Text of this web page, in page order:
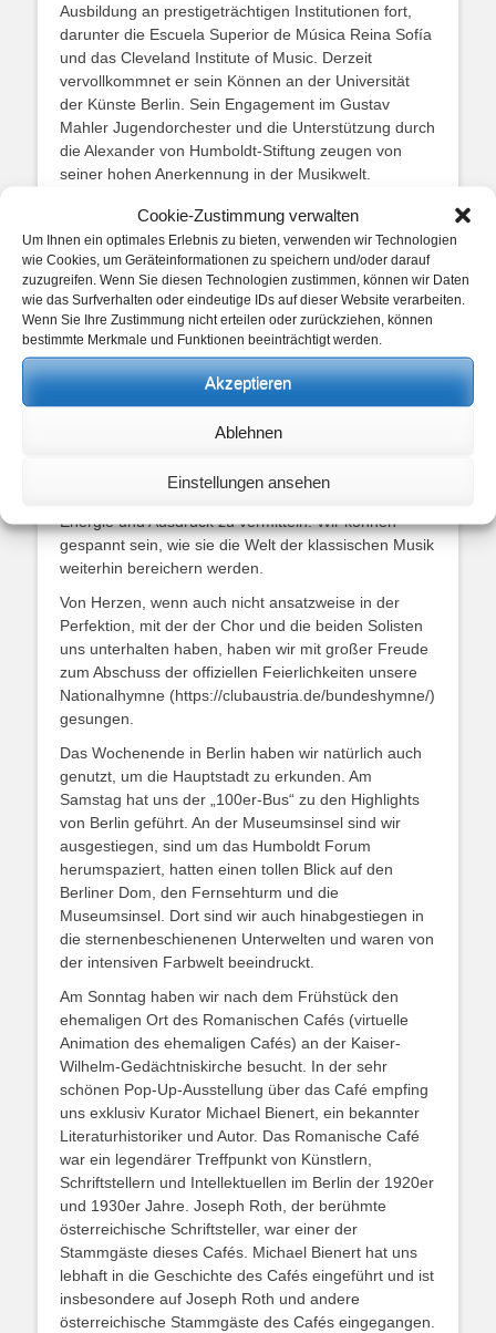
Cookie-Zustimmung verwalten
Um Ihnen ein optimales Erlebnis zu bieten, verwenden wir Technologien
wie Cookies, um Geräteinformationen zu speichern und/oder darauf
zuzugreifen. Wenn Sie diesen Technologien zustimmen, können wir Daten
wie das Surfverhalten oder eindeutige IDs auf dieser Website verarbeiten.
Wenn Sie Ihre Zustimmung nicht erteilen oder zurückziehen, können
bestimmte Merkmale und Funktionen beeinträchtigt werden.
Akzeptieren
Ablehnen
Einstellungen ansehen
Ausbildung an prestigeträchtigen Institutionen fort,
darunter die Escuela Superior de Música Reina Sofía
und das Cleveland Institute of Music. Derzeit
vervollkommnet er sein Können an der Universität
der Künste Berlin. Sein Engagement im Gustav
Mahler Jugendorchester und die Unterstützung durch
die Alexander von Humboldt-Stiftung zeugen von
seiner hohen Anerkennung in der Musikwelt.
Syon Najman, geboren 2002 in Antwerpen, fand
schon früh seine Leidenschaft für das Cello. Nach
Studien bei renommierten Lehrern wie Prof. Romain
Garioud in Paris ist er aktuell bei Prof. Jens Peter
Maintz an der UdK Berlin eingeschrieben. Syon hat
sich bereits als Gewinner verschiedener wichtiger
Wettbewerbe etabliert und gab im Mai 2024 sein
beeindruckendes Solodebüt in der Berliner
Beide Künstler teilen nicht nur eine beeindruckende
ihre Zuhörer emotional zu berühren. Ihre Auftritte
Energie und Ausdruck zu vermitteln. Wir können
gespannt sein, wie sie die Welt der klassischen Musik
weiterhin bereichern werden.
Von Herzen, wenn auch nicht ansatzweise in der
Perfektion, mit der der Chor und die beiden Solisten
uns unterhalten haben, haben wir mit großer Freude
zum Abschuss der offiziellen Feierlichkeiten unsere
Nationalhymne (https://clubaustria.de/bundeshymne/)
gesungen.
Das Wochenende in Berlin haben wir natürlich auch
genutzt, um die Hauptstadt zu erkunden. Am
Samstag hat uns der „100er-Bus“ zu den Highlights
von Berlin geführt. An der Museumsinsel sind wir
ausgestiegen, sind um das Humboldt Forum
herumspaziert, hatten einen tollen Blick auf den
Berliner Dom, den Fernsehturm und die
Museumsinsel. Dort sind wir auch hinabgestiegen in
die sternenbeschienenen Unterwelten und waren von
der intensiven Farbwelt beeindruckt.
Am Sonntag haben wir nach dem Frühstück den
ehemaligen Ort des Romanischen Cafés (virtuelle
Animation des ehemaligen Cafés) an der Kaiser-
Wilhelm-Gedächtniskirche besucht. In der sehr
schönen Pop-Up-Ausstellung über das Café empfing
uns exklusiv Kurator Michael Bienert, ein bekannter
Literaturhistoriker und Autor. Das Romanische Café
war ein legendärer Treffpunkt von Künstlern,
Schriftstellern und Intellektuellen im Berlin der 1920er
und 1930er Jahre. Joseph Roth, der berühmte
österreichische Schriftsteller, war einer der
Stammgäste dieses Cafés. Michael Bienert hat uns
lebhaft in die Geschichte des Cafés eingeführt und ist
insbesondere auf Joseph Roth und andere
österreichische Stammgäste des Cafés eingegangen.